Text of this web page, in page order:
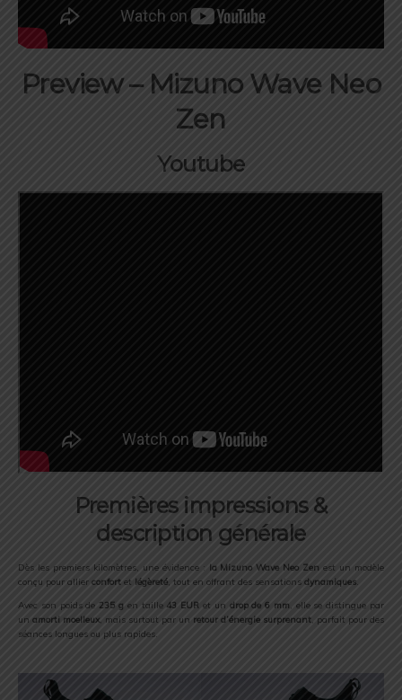
Preview – Mizuno Wave Neo
Zen
Youtube
Premières impressions &
description générale
Dès les premiers kilomètres, une évidence : la Mizuno Wave Neo Zen est un modèle
conçu pour allier confort et légèreté, tout en offrant des sensations dynamiques.
Avec son poids de235 g en taille 43 EUR et un drop de 6 mm, elle se distingue par
un amorti moelleux, mais surtout par un retour d’énergie surprenant , parfait pour des
séances longues ou plus rapides.